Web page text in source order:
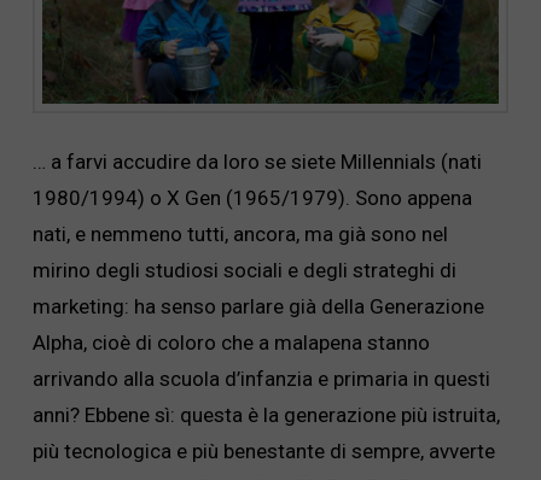
… a farvi accudire da loro se siete Millennials (nati
1980/1994) o X Gen (1965/1979). Sono appena
nati, e nemmeno tutti, ancora, ma già sono nel
mirino degli studiosi sociali e degli strateghi di
marketing: ha senso parlare già della Generazione
Alpha, cioè di coloro che a malapena stanno
arrivando alla scuola d’infanzia e primaria in questi
anni? Ebbene sì: questa è la generazione più istruita,
più tecnologica e più benestante di sempre, avverte